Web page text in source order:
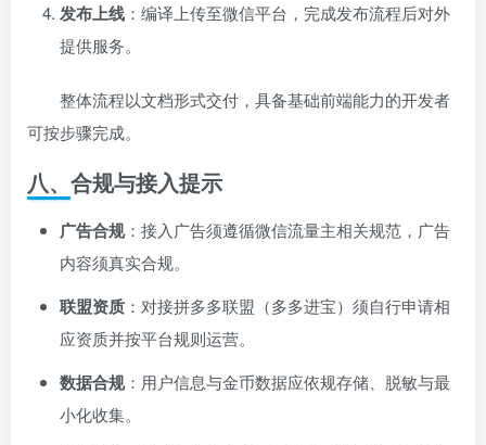
发布上线 ：编译上传至微信平台，完成发布流程后对外
提供服务。
整体流程以文档形式交付，具备基础前端能力的开发者
可按步骤完成。
八、合规与接入提示
广告合规：接入广告须遵循微信流量主相关规范，广告
内容须真实合规。
联盟资质 ：对接拼多多联盟（多多进宝）须自行申请相
应资质并按平台规则运营。
数据合规：用户信息与金币数据应依规存储、脱敏与最
小化收集。